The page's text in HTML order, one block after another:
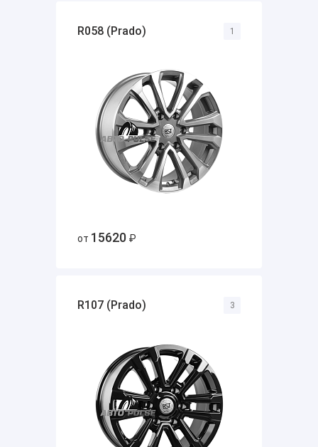
R058 (Prado)
от 15620 ₽
1
R107 (Prado) 3